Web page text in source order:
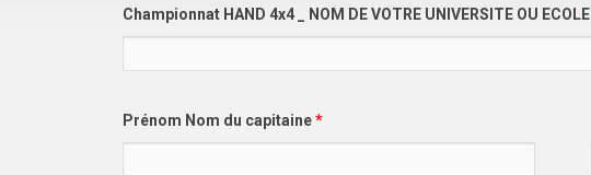
Championnat HAND 4x4 _ NOM DE VOTRE UNIVERSITE OU ECOLE
Prénom Nom du capitaine*